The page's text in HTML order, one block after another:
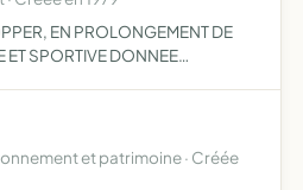
EN PROLONGEMENT DE
ET SPORTIVE DONNEE
et patrimoine · Créée